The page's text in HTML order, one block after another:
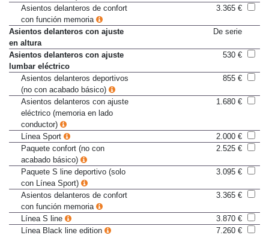
acabado básico)
Asientos delanteros de confort
con función memoria
Asientos delanteros con ajuste
en altura
Asientos delanteros con ajuste
lumbar eléctrico
Asientos delanteros deportivos
(no con acabado básico)
Asientos delanteros con ajuste
eléctrico (memoria en lado
conductor)
Línea Sport
2.000 €
Paquete confort (no con
acabado básico)
Paquete S line deportivo (solo
con Línea Sport)
Asientos delanteros de confort
con función memoria
Línea S line
3.870 €